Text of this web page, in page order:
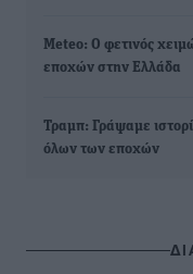
Meteo: Ο φετινός
εποχών στην Ελλάδα
Τραμπ: Γράψαμε
όλων των εποχών